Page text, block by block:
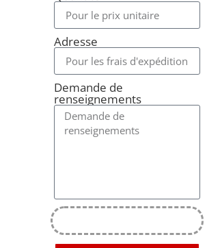
Adresse
Demande de
renseignements